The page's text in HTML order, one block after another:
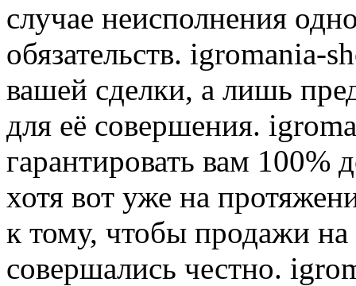
случае неисполнения
обязательств. igromania-
вашей сделки, а лишь
для её совершения.
гарантировать вам 100%
хотя вот уже на
к тому, чтобы продажи
совершались честно.